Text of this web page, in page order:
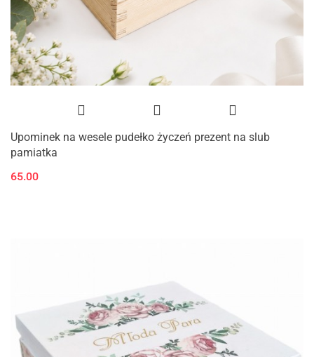
Upominek na wesele pudełko życzeń prezent na slub
pamiatka
65.00